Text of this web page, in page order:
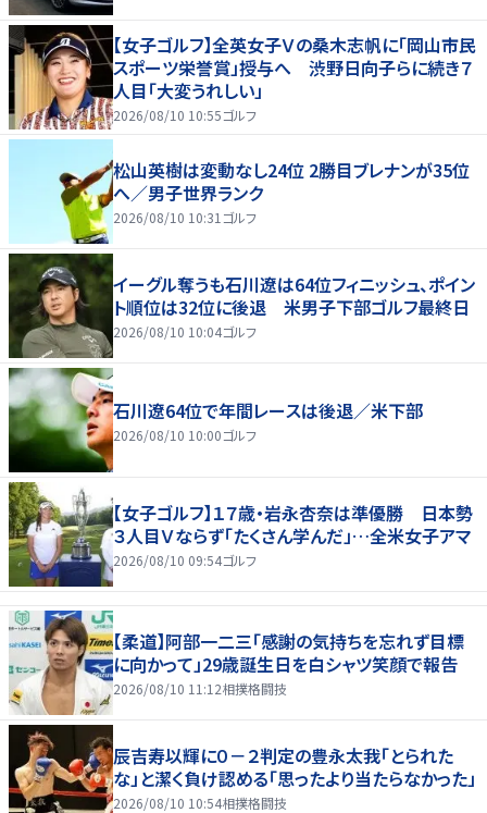
【女子ゴルフ】全英女子Ｖの桑木志帆に「岡山市民
スポーツ栄誉賞」授与へ 渋野日向子らに続き７
人目「大変うれしい」
2026/08/10 10:55ゴルフ
松山英樹は変動なし24位 2勝目ブレナンが35位
へ／男子世界ランク
2026/08/10 10:31 ゴルフ
イーグル奪うも石川遼は64位フィニッシュ、ポイン
ト順位は32位に後退 米男子下部ゴルフ最終日
2026/08/10 10:04ゴルフ
石川遼64位で年間レースは後退／米下部
2026/08/10 10:00ゴルフ
【女子ゴルフ】１７歳・岩永杏奈は準優勝 日本勢
３人目Ｖならず「たくさん学んだ」…全米女子アマ
2026/08/10 09:54ゴルフ
【柔道】阿部一二三「感謝の気持ちを忘れず目標
に向かって」29歳誕生日を白シャツ笑顔で報告
2026/08/10 11:12相撲格闘技
辰吉寿以輝に０－２判定の豊永太我「とられた
な」と潔く負け認める「思ったより当たらなかった」
2026/08/10 10:54相撲格闘技